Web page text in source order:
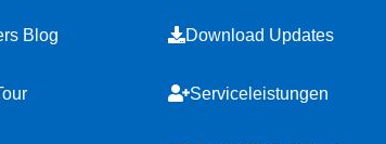
Blog Download Updates
Serviceleistungen